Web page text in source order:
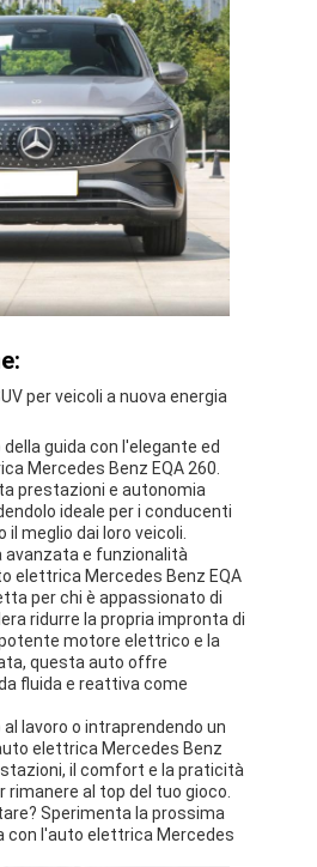
Benz
per veicoli a nuova energia
guida con l'elegante ed
Mercedes Benz EQA 260.
prestazioni e autonomia
ideale per i conducenti
meglio dai loro veicoli.
avanzata e funzionalità
elettrica Mercedes Benz EQA
per chi è appassionato di
ridurre la propria impronta di
motore elettrico e la
questa auto offre
fluida e reattiva come
lavoro o intraprendendo un
elettrica Mercedes Benz
il comfort e la praticità
rimanere al top del tuo gioco.
Sperimenta la prossima
con l'auto elettrica Mercedes